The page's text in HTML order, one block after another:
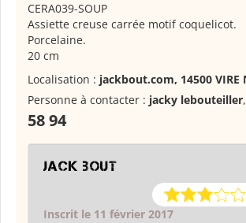
CERA039-SOUP
Assiette creuse carrée motif coquelicot.
Porcelaine.
20 cm
Localisation : jackbout.com, 14500 VIRE
Personne à contacter : jacky lebouteiller,
58 94
jack bout
Inscrit le 11 février 2017